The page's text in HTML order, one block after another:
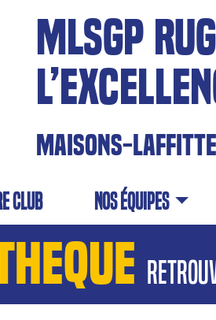
MLSGP
MAISONS-LAFFITTE
CLUB NOS équipes